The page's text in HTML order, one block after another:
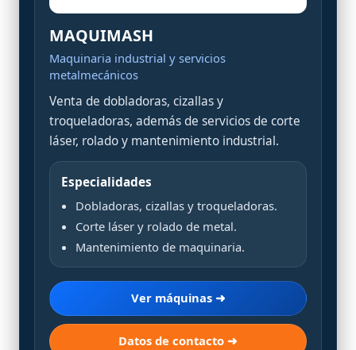
MAQUIMASH
Maquinaria industrial y servicios
metalmecánicos
Venta de dobladoras, cizallas y
troqueladoras, además de servicios de corte
láser, rolado y mantenimiento industrial.
Especialidades
Dobladoras, cizallas y troqueladoras.
Corte láser y rolado de metal.
Mantenimiento de maquinaria.
Ver máquinas ➜
Datos de contacto ➜